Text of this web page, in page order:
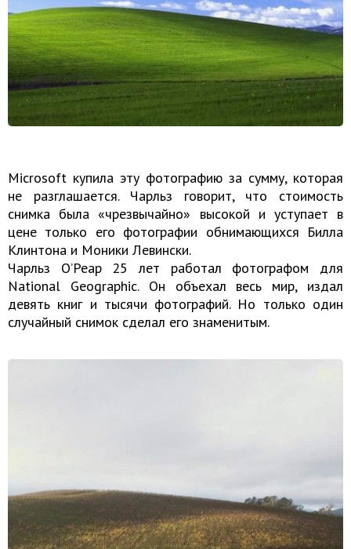
Microsoft купила эту фотографию за сумму, которая
не разглашается. Чарльз говорит, что стоимость
снимка была «чрезвычайно» высокой и уступает в
цене только его фотографии обнимающихся Билла
Клинтона и Моники Левински.
Чарльз О’Реар 25 лет работал фотографом для
National Geographic. Он объехал весь мир, издал
девять книг и тысячи фотографий. Но только один
случайный снимок сделал его знаменитым.